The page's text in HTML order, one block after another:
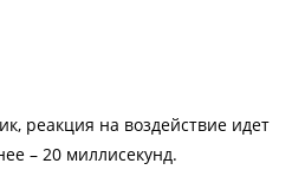
реакция на воздействие идет
– 20 миллисекунд.